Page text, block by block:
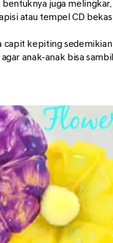
juga
atau tempel CD
kepiting
anak-anak bisa